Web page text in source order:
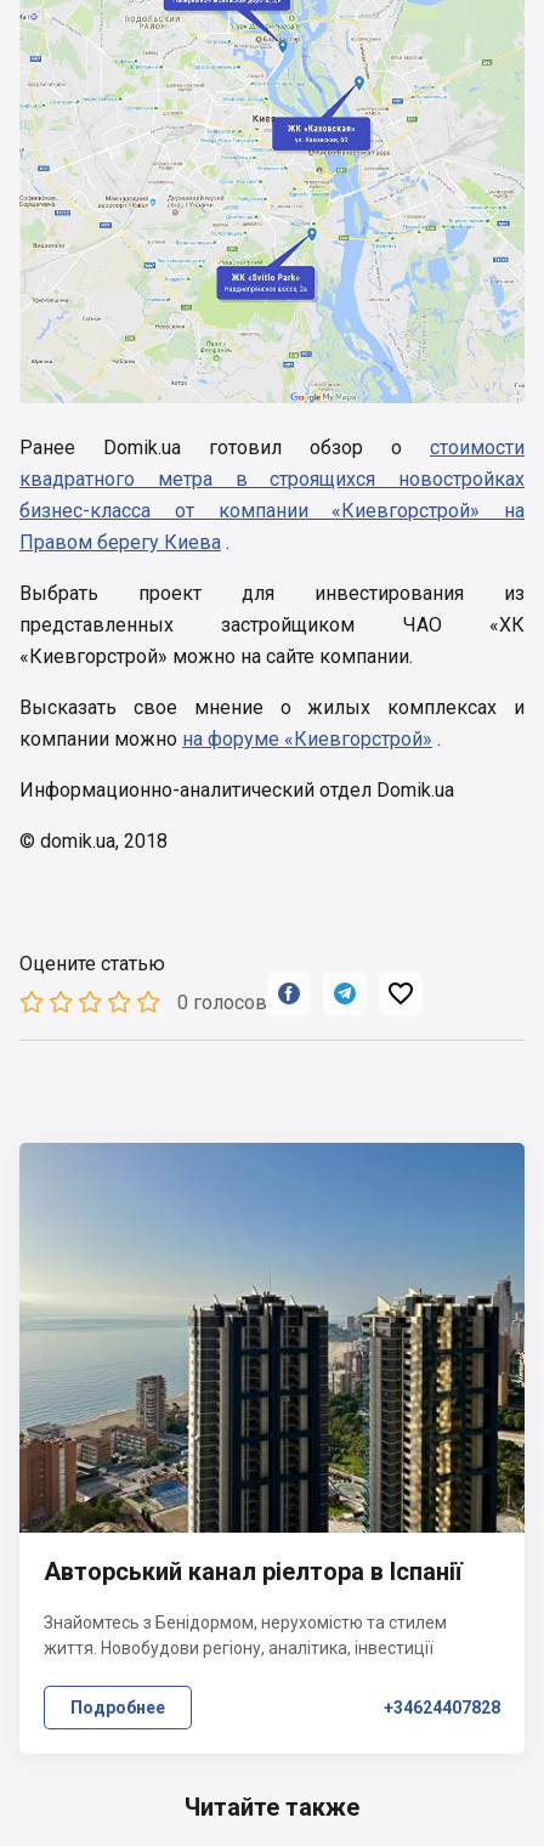
Ранее Domik.ua готовил обзор о стоимости
квадратного метра в строящихся новостройках
бизнес-класса от компании «Киевгорстрой» на
Правом берегу Киева .
Выбрать проект для инвестирования из
представленных застройщиком ЧАО «ХК
«Киевгорстрой» можно на сайте компании.
Высказать свое мнение о жилых комплексах и
компании можно на форуме «Киевгорстрой» .
Информационно-аналитический отдел Domik.ua
© domik.ua, 2018
Оцените статью
0 голосов
  
Читайте также
Авторський канал ріелтора в Іспанії
Знайомтесь з Бенідормом, нерухомістю та стилем
життя. Новобудови регіону, аналітика, інвестиції
Подробнее +34624407828